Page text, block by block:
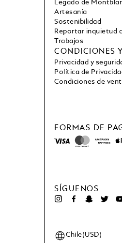
FORMAS DE
SÍGUENOS
Legado de
Artesanía
Sostenibilidad
Reportar inquietud
Trabajos
CONDICIONES
Privacidad y
Política de
Condiciones de
Chile(USD)